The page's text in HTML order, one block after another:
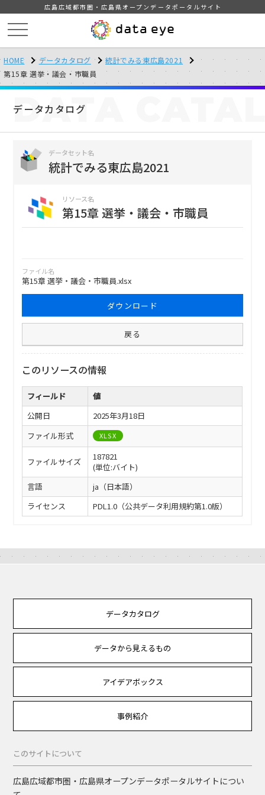
広島広域都市圏・広島県オープンデータポータルサイト
HOME データカタログ
統計でみる東広島2021
第15章 選挙・議会・市職員
データカタログ
DATA
データセット名
統計でみる東広島2021
リソース名
第15章 選挙・議会・市職員
ファイル名
第15章 選挙・議会・市職員.xlsx
ダウンロード
戻る
このリソースの情報
フィールド
値
公開日
2025年3月18日
ファイル形式
XLSX
ファイルサイズ
187821
(単位:バイト)
言語
ja（日本語）
ライセンス
PDL1.0（公共データ利用規約第1.0版）
データカタログ
データから見えるもの
アイデアボックス
事例紹介
このサイトについて
広島広域都市圏・広島県オープンデータポータルサイトについ